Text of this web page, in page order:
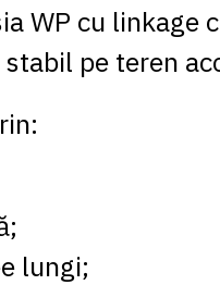
WP cu linkage
pe teren
lungi;